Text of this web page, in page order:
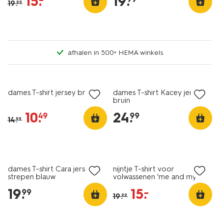
19.99
afhalen in 500+ HEMA winkels
dames T-shirt jersey bruin
14.99 10.
49
dames T-shirt Kacey jersey
bruin
24.
99
dames T-shirt Cara jersey
strepen blauw
19.
99
nijntje T-shirt voor
volwassenen 'me and my
19.99 15.
–